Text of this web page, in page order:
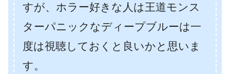
すが、ホラー好きな人は王道モンス
ターパニックなディープブルーは一
度は視聴しておくと良いかと思いま
す。